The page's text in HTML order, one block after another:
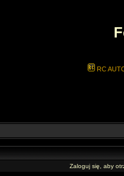
RC
Zaloguj się, aby